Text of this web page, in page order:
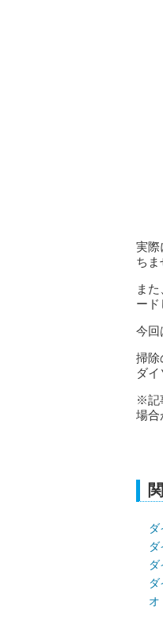
実際
ちま
ま
ード
今回
掃除
ダ
※記
場合
オ